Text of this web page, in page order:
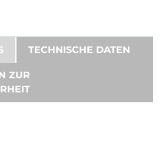
TECHNISCHE DATEN
ZUR